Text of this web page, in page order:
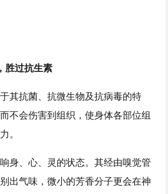
胜过抗生素
其抗菌、抗微生物及抗病毒的特
不会伤害到组织，使身体各部位组
。
身、心、灵的状态。其经由嗅觉管
出气味，微小的芳香分子更会在神